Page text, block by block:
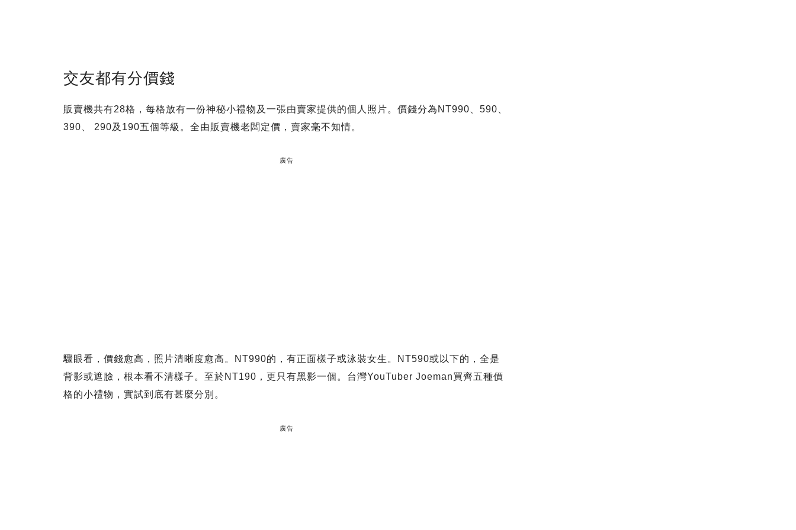
交友都有分價錢
販賣機共有28格，每格放有一份神秘小禮物及一張由賣家提供的個人照片。價錢分為NT990、590、
390、 290及190五個等級。全由販賣機老闆定價，賣家毫不知情。
廣告
驟眼看，價錢愈高，照片清晰度愈高。NT990的，有正面樣子或泳裝女生。NT590或以下的，全是
背影或遮臉，根本看不清樣子。至於NT190，更只有黑影一個。台灣YouTuber Joeman買齊五種價
格的小禮物，實試到底有甚麼分別。
廣告